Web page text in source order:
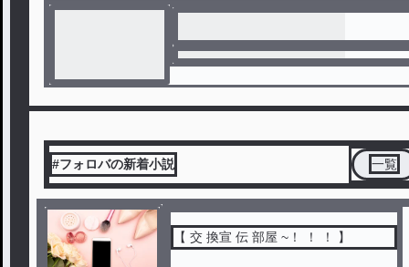
#フォロバの新着小説 一覧
【 交 換宣 伝 部屋 ~！ ！ ！ 】